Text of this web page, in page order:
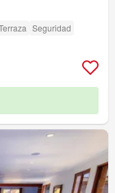
Seguridad